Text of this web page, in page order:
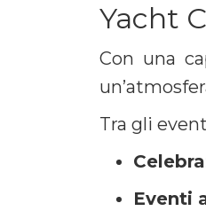
Yacht
Con una
Tra gli
Eventi